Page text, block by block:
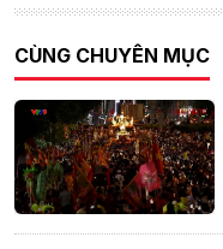
CÙNG CHUYÊN MỤC